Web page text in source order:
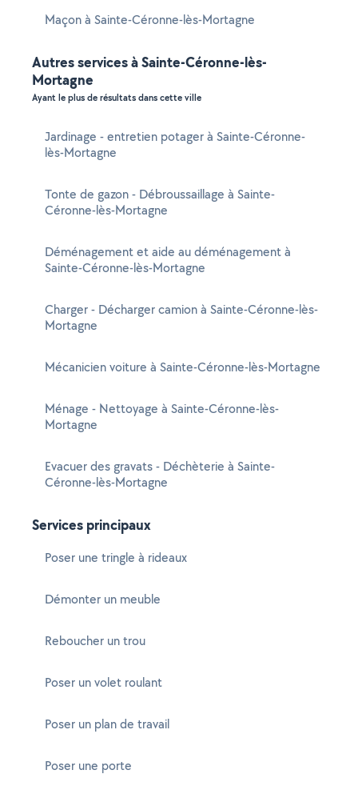
Maçon à Sainte-Céronne-lès-Mortagne
Autres services à Sainte-Céronne-lès-
Mortagne
Ayant le plus de résultats dans cette ville
Jardinage - entretien potager à Sainte-Céronne-
lès-Mortagne
Tonte de gazon - Débroussaillage à Sainte-
Céronne-lès-Mortagne
Déménagement et aide au déménagement à
Sainte-Céronne-lès-Mortagne
Charger - Décharger camion à Sainte-Céronne-lès-
Mortagne
Mécanicien voiture à Sainte-Céronne-lès-Mortagne
Ménage - Nettoyage à Sainte-Céronne-lès-
Mortagne
Evacuer des gravats - Déchèterie à Sainte-
Céronne-lès-Mortagne
Services principaux
Poser une tringle à rideaux
Démonter un meuble
Reboucher un trou
Poser un volet roulant
Poser un plan de travail
Poser une porte